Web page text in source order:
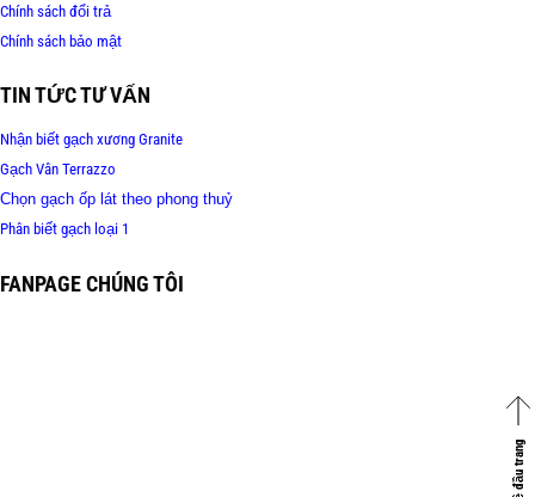
Chính sách đổi trả
Chính sách bảo mật
TIN TỨC TƯ VẤN
Nhận biết gạch xương Granite
Gạch Vân Terrazzo
Chọn gạch ốp lát theo phong thuỷ
Phân biết gạch loại 1
FANPAGE CHÚNG TÔI
Về đầu trang